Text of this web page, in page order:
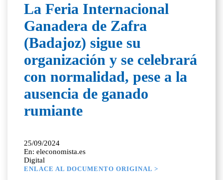
La Feria Internacional
Ganadera de Zafra
(Badajoz) sigue su
organización y se celebrará
con normalidad, pese a la
ausencia de ganado
rumiante
25/09/2024
En: eleconomista.es
Digital
ENLACE AL DOCUMENTO ORIGINAL >